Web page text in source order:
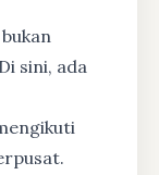
sini, ada